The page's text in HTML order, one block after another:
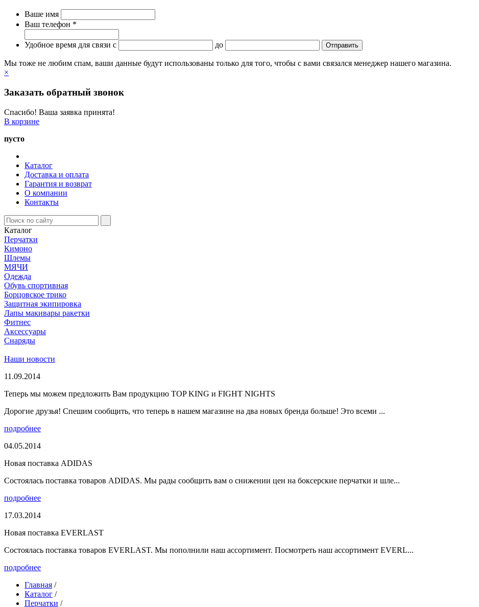
Ваше имя
Ваш телефон *
Удобное время для связи c до
Мы тоже не любим спам, ваши данные будут использованы только для того, чтобы с вами связался менеджер нашего магазина.
×
Заказать обратный звонок
Спасибо! Ваша заявка принята!
В корзине
пусто
Каталог
Доставка и оплата
Гарантия и возврат
О компании
Контакты
Каталог
Перчатки
Кимоно
Шлемы
МЯЧИ
Одежда
Обувь спортивная
Борцовское трико
Защитная экипировка
Лапы макивары ракетки
Фитнес
Аксессуары
Снаряды
Наши новости
11.09.2014
Теперь мы можем предложить Вам продукцию TOP KING и FIGHT NIGHTS
Дорогие друзья! Спешим сообщить, что теперь в нашем магазине на два новых бренда больше! Это всеми ...
подробнее
04.05.2014
Новая поставка ADIDAS
Состоялась поставка товаров ADIDAS. Мы рады сообщить вам о снижении цен на боксерские перчатки и шле...
подробнее
17.03.2014
Новая поставка EVERLAST
Состоялась поставка товаров EVERLAST. Мы пополнили наш ассортимент. Посмотреть наш ассортимент EVERL...
подробнее
Главная /
Каталог /
Перчатки /